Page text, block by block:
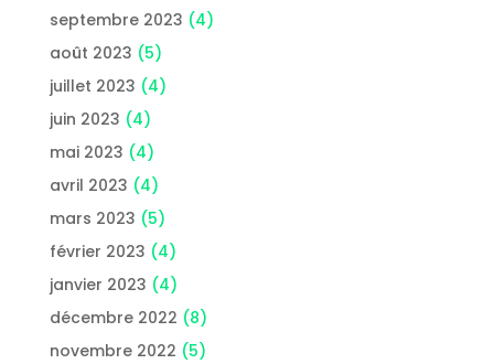
septembre 2023 (4)
août 2023 (5)
juillet 2023 (4)
juin 2023 (4)
mai 2023 (4)
avril 2023 (4)
mars 2023 (5)
février 2023 (4)
janvier 2023 (4)
décembre 2022 (8)
novembre 2022 (5)